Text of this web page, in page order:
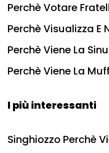
Perchè Votare
Perchè Visualizza E
Perchè Viene La
Perchè Viene La
I più interessanti
Singhiozzo Perchè